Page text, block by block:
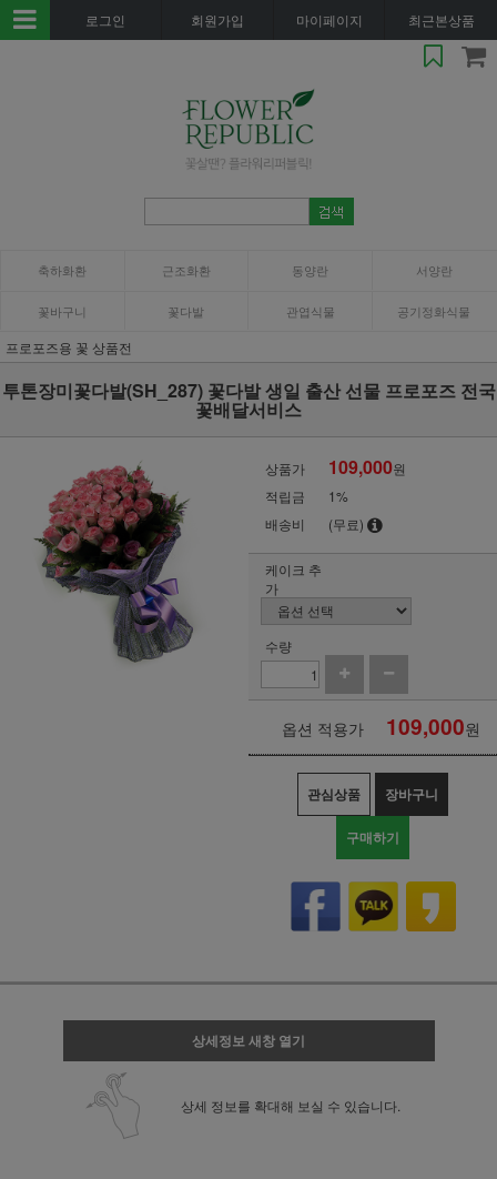
로그인 회원가입 마이페이지 최근본상품
축하화환 근조화환 동양란 서양란
꽃바구니 꽃다발 관엽식물 공기정화식물
프로포즈용 꽃 상품전
투톤장미꽃다발(SH_287) 꽃다발 생일 출산 선물 프로포즈 전국
꽃배달서비스
상품가 109,000원
적립금
1%
배송비
(무료)
케이크 추
가
수량
옵션 적용가 109,000원
관심상품 장바구니
구매하기
상세정보 새창 열기
상세 정보를 확대해 보실 수 있습니다.